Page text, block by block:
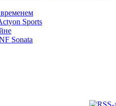
Sports
Sonata